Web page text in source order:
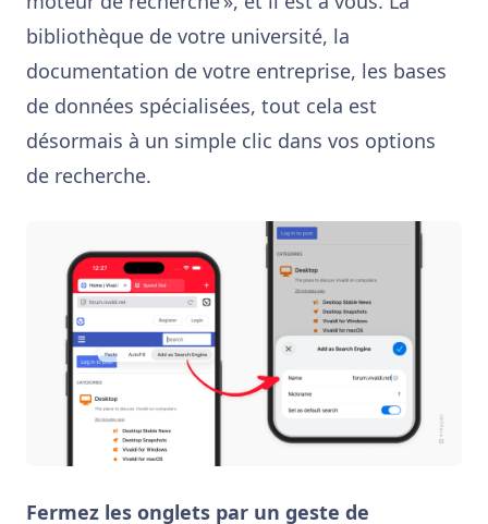
bibliothèque de votre université, la
documentation de votre entreprise, les bases
de données spécialisées, tout cela est
désormais à un simple clic dans vos options
de recherche.
Fermez les onglets par un geste de